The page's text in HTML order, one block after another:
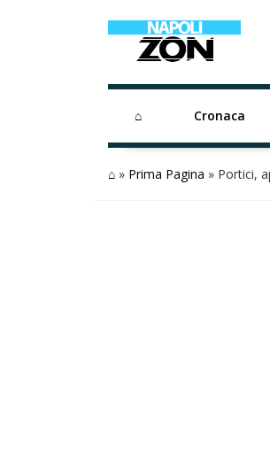
⌂ Cronaca
⌂ » Prima Pagina » Portici,